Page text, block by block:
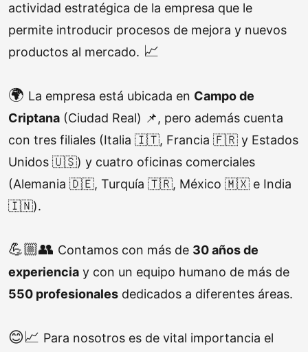
actividad estratégica de la empresa que le
permite introducir procesos de mejora y nuevos
productos al mercado. 📈
🌍 La empresa está ubicada en Campo de
Criptana (Ciudad Real) 📌, pero además cuenta
con tres filiales (Italia 🇮🇹, Francia 🇫🇷 y Estados
Unidos 🇺🇸) y cuatro oficinas comerciales
(Alemania 🇩🇪, Turquía 🇹🇷, México 🇲🇽 e India
🇮🇳).
💪🏼👥 Contamos con más de 30 años de
experiencia y con un equipo humano de más de
550 profesionales dedicados a diferentes áreas.
😊📈 Para nosotros es de vital importancia el